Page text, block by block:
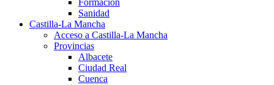
Formación
Sanidad
Castilla-La Mancha
Acceso a Castilla-La Mancha
Provincias
Albacete
Ciudad Real
Cuenca